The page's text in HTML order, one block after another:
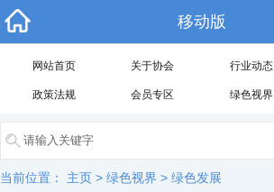
移动版
网站首页 关于协会 行业动态
政策法规 会员专区 绿色视界
当前位置： 主页 > 绿色视界 > 绿色发展